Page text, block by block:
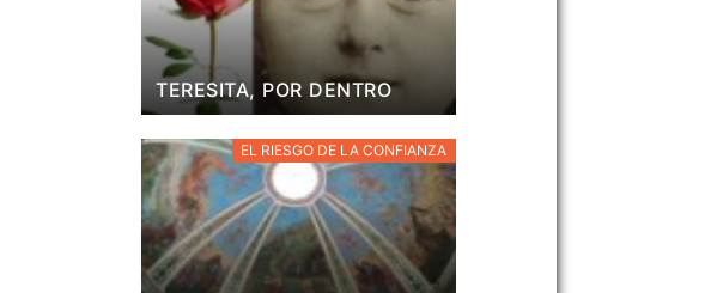
TERESITA, POR DENTRO
EL RIESGO DE LA CONFIANZA